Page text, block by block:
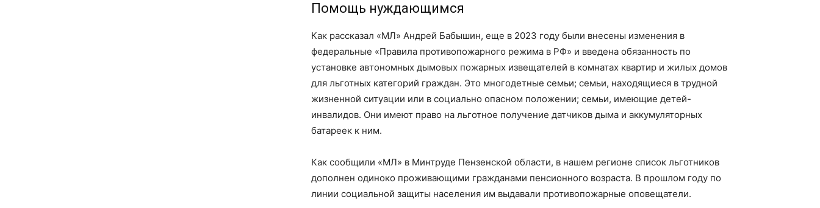
Помощь нуждающимся
Как рассказал «МЛ» Андрей Бабышин, еще в 2023 году были внесены изменения в
федеральные «Правила противопожарного режима в РФ» и введена обязанность по
установке автономных дымовых пожарных извещателей в комнатах квартир и жилых домов
для льготных категорий граждан. Это многодетные семьи; семьи, находящиеся в трудной
жизненной ситуации или в социально опасном положении; семьи, имеющие детей-
инвалидов. Они имеют право на льготное получение датчиков дыма и аккумуляторных
батареек к ним.
Как сообщили «МЛ» в Минтруде Пензенской области, в нашем регионе список льготников
дополнен одиноко проживающими гражданами пенсионного возраста. В прошлом году по
линии социальной защиты населения им выдавали противопожарные оповещатели.